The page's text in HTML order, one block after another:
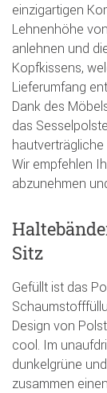
einzigartigen
Lehnenhöhe
anlehnen und
Kopfkissens,
Lieferumfang
Dank des
das
Wir empfehlen
abzunehmen
Sitz
Gefüllt ist das
Design von
cool. Im
dunkelgrüne
zusammen